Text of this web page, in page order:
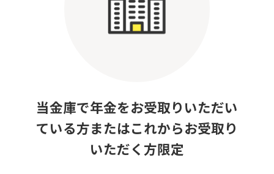
当金庫で年金をお受取りいただい
ている方またはこれからお受取り
いただく方限定